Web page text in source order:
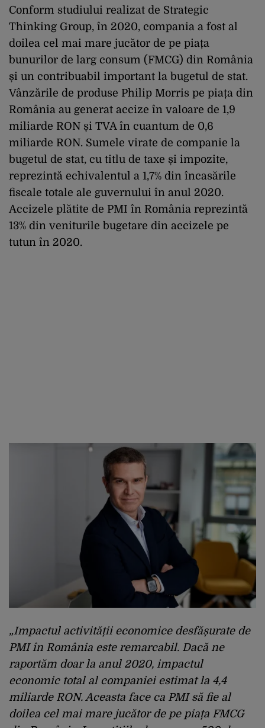
Conform studiului realizat de Strategic
Thinking Group, în 2020, compania a fost al
doilea cel mai mare jucător de pe piața
bunurilor de larg consum (FMCG) din România
și un contribuabil important la bugetul de stat.
Vânzările de produse Philip Morris pe piața din
România au generat accize în valoare de 1,9
miliarde RON și TVA în cuantum de 0,6
miliarde RON. Sumele virate de companie la
bugetul de stat, cu titlu de taxe și impozite,
reprezintă echivalentul a 1,7% din încasările
fiscale totale ale guvernului în anul 2020.
Accizele plătite de PMI în România reprezintă
13% din veniturile bugetare din accizele pe
tutun în 2020.
„Impactul activității economice desfășurate de
PMI în România este remarcabil. Dacă ne
raportăm doar la anul 2020, impactul
economic total al companiei estimat la 4,4
miliarde RON. Aceasta face ca PMI să fie al
doilea cel mai mare jucător de pe piața FMCG